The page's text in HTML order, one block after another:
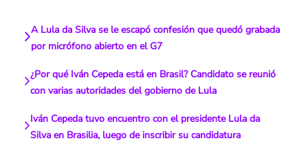
A Lula da Silva se le escapó confesión que quedó grabada
por micrófono abierto en el G7
¿Por qué Iván Cepeda está en Brasil? Candidato se reunió
con varias autoridades del gobierno de Lula
Iván Cepeda tuvo encuentro con el presidente Lula da
Silva en Brasilia, luego de inscribir su candidatura